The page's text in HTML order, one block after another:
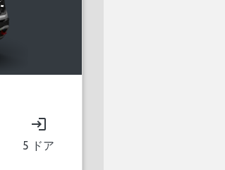
login
5 ドア